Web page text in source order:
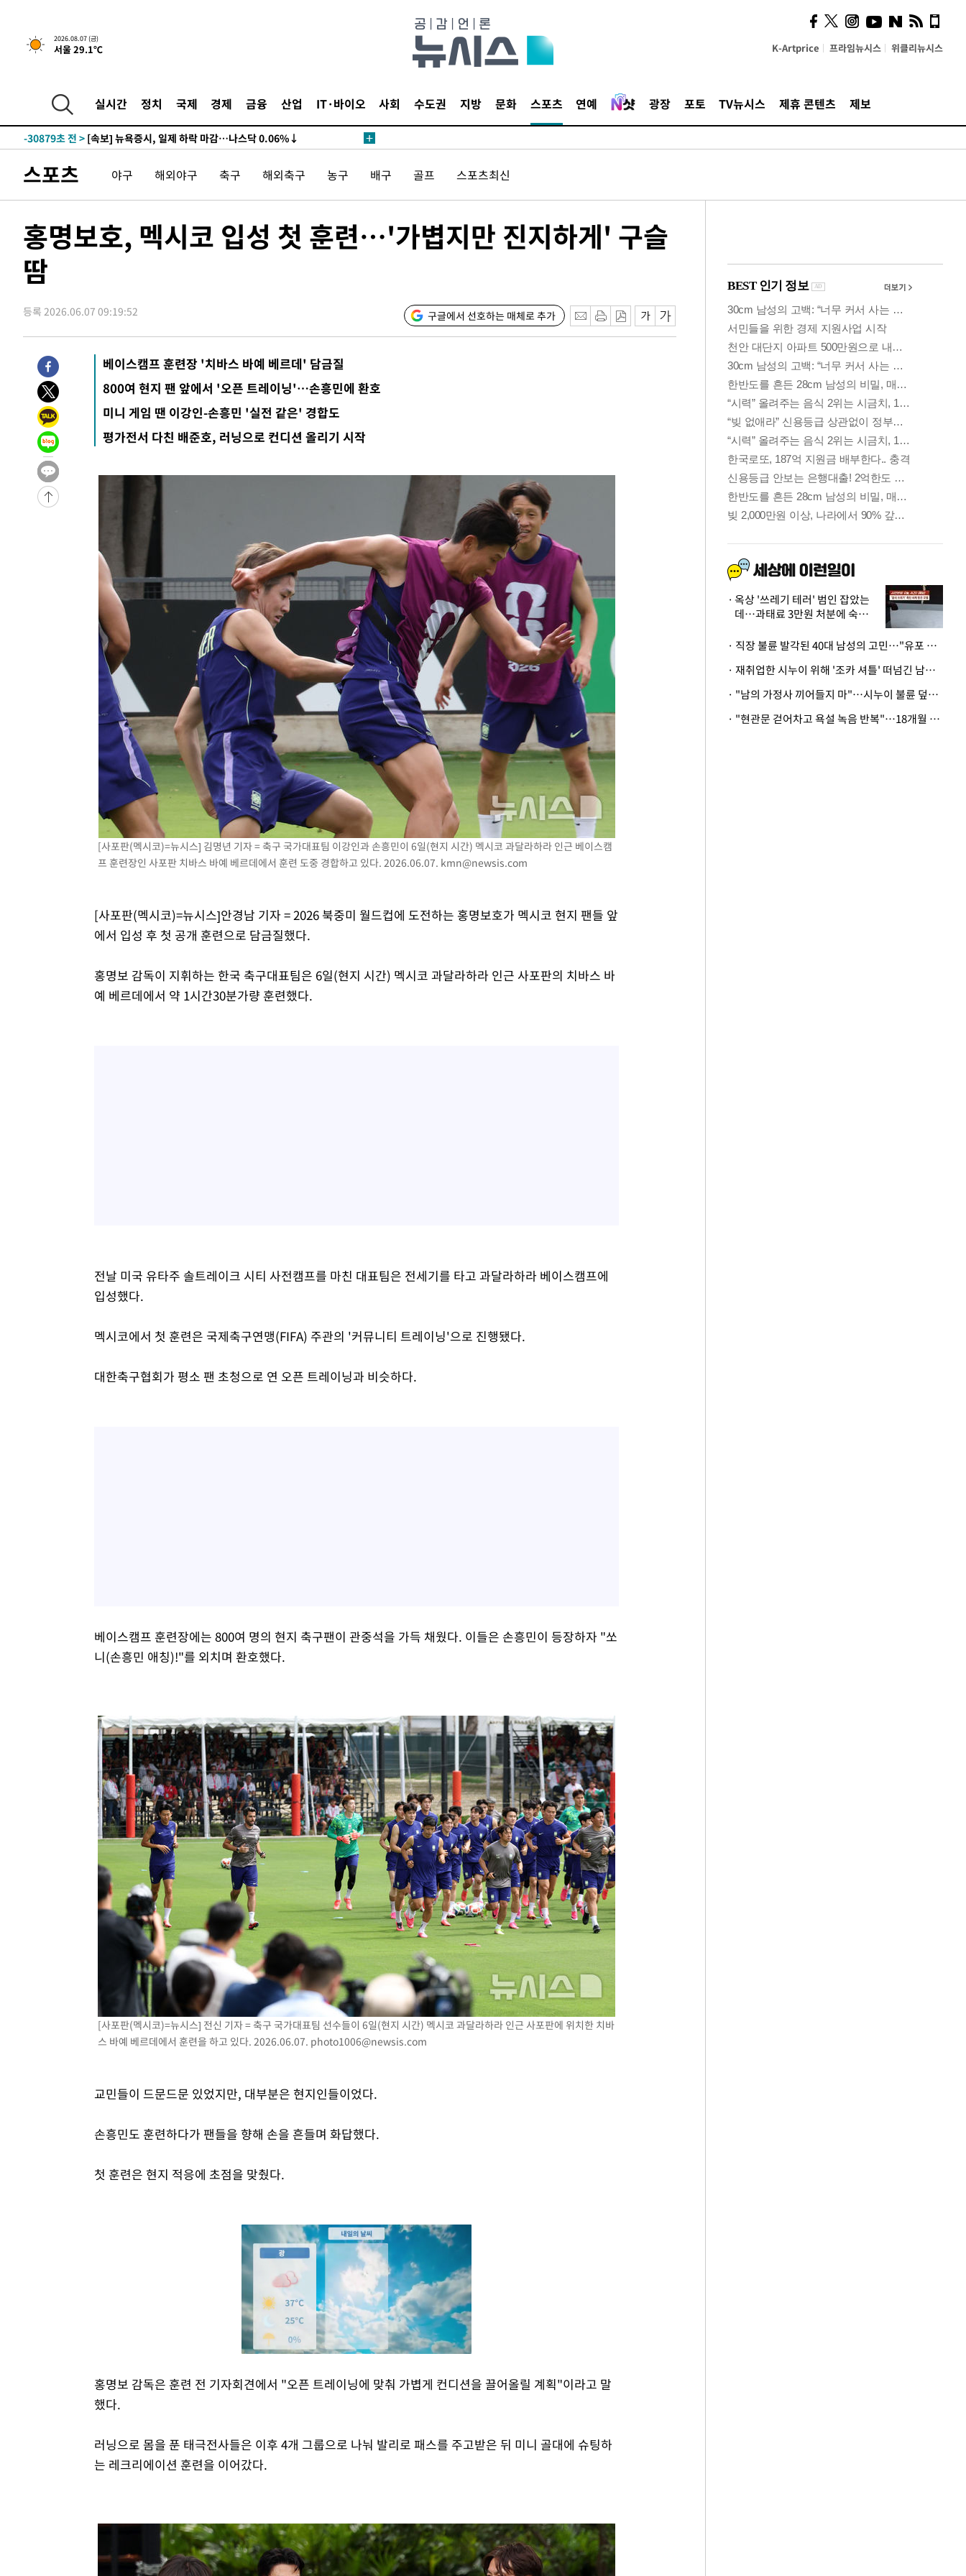
2026.08.07 (금)
서울 29.1℃ K-Artprice 프라임뉴시스 위클리뉴시스
실시간 정치 국제 경제 금융 산업 IT·바이오 사회 수도권 지방 문화 스포츠 연예 광장 포토 TV뉴시스 제휴 콘텐츠 제보
-30879초 전 > [속보] 뉴욕증시, 일제 하락 마감…나스닥 0.06%↓
스포츠 야구 해외야구 축구 해외축구 농구 배구 골프 스포츠최신
홍명보호, 멕시코 입성 첫 훈련…'가볍지만 진지하게' 구슬
땀
등록 2026.06.07 09:19:52 구글에서 선호하는 매체로 추가
베이스캠프 훈련장 '치바스 바예 베르데' 담금질
800여 현지 팬 앞에서 '오픈 트레이닝'…손흥민에 환호
미니 게임 땐 이강인-손흥민 '실전 같은' 경합도
평가전서 다친 배준호, 러닝으로 컨디션 올리기 시작
[사포판(멕시코)=뉴시스] 김명년 기자 = 축구 국가대표팀 이강인과 손흥민이 6일(현지 시간) 멕시코 과달라하라 인근 베이스캠
프 훈련장인 사포판 치바스 바예 베르데에서 훈련 도중 경합하고 있다. 2026.06.07. kmn@newsis.com
[사포판(멕시코)=뉴시스]안경남 기자 = 2026 북중미 월드컵에 도전하는 홍명보호가 멕시코 현지 팬들 앞
에서 입성 후 첫 공개 훈련으로 담금질했다.
홍명보 감독이 지휘하는 한국 축구대표팀은 6일(현지 시간) 멕시코 과달라하라 인근 사포판의 치바스 바
예 베르데에서 약 1시간30분가량 훈련했다.
전날 미국 유타주 솔트레이크 시티 사전캠프를 마친 대표팀은 전세기를 타고 과달라하라 베이스캠프에
입성했다.
멕시코에서 첫 훈련은 국제축구연맹(FIFA) 주관의 '커뮤니티 트레이닝'으로 진행됐다.
대한축구협회가 평소 팬 초청으로 연 오픈 트레이닝과 비슷하다.
베이스캠프 훈련장에는 800여 명의 현지 축구팬이 관중석을 가득 채웠다. 이들은 손흥민이 등장하자 "쏘
니(손흥민 애칭)!"를 외치며 환호했다.
[사포판(멕시코)=뉴시스] 전신 기자 = 축구 국가대표팀 선수들이 6일(현지 시간) 멕시코 과달라하라 인근 사포판에 위치한 치바
스 바예 베르데에서 훈련을 하고 있다. 2026.06.07. photo1006@newsis.com
교민들이 드문드문 있었지만, 대부분은 현지인들이었다.
손흥민도 훈련하다가 팬들을 향해 손을 흔들며 화답했다.
첫 훈련은 현지 적응에 초점을 맞췄다.
홍명보 감독은 훈련 전 기자회견에서 "오픈 트레이닝에 맞춰 가볍게 컨디션을 끌어올릴 계획"이라고 말
했다.
러닝으로 몸을 푼 태극전사들은 이후 4개 그룹으로 나눠 발리로 패스를 주고받은 뒤 미니 골대에 슈팅하
는 레크리에이션 훈련을 이어갔다.
의견, 국토부·LH에 충실히
전달할 것"
옥상 '쓰레기 테러' 범인 잡았는
데…과태료 3만원 처분에 숙박업
· 직장 불륜 발각된 40대 남성의 고민…"유포 동료 명예훼손·협박죄 고소 가능할까"
· 재취업한 시누이 위해 '조카 셔틀' 떠넘긴 남편…아내 "난 못한다"
· "남의 가정사 끼어들지 마"…시누이 불륜 덮으려는 남편에 억울한 아내
· "현관문 걷어차고 욕설 녹음 반복"…18개월 아기 키우는 집 뒤흔든 '앞집의 비극'